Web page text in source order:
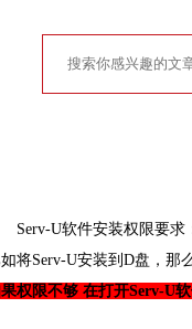
Serv-U软件安装权限要
如将Serv-U安装到D盘，那
权限不够 在打开Serv-U